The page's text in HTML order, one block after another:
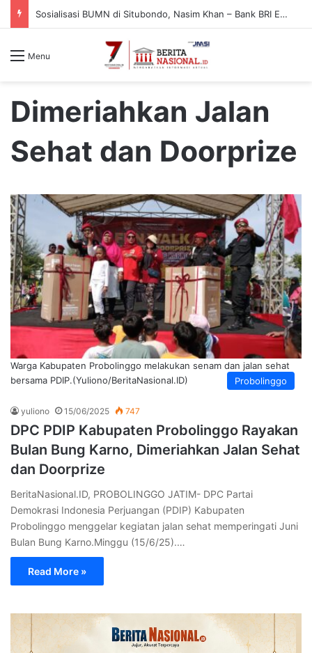
Sosialisasi BUMN di Situbondo, Nasim Khan – Bank BRI Edukasi Warga Cegah Penipuan Digital
Menu
Dimeriahkan Jalan
Sehat dan Doorprize
Probolinggo
Warga Kabupaten Probolinggo melakukan senam dan jalan sehat
bersama PDIP.(Yuliono/BeritaNasional.ID)
yuliono 15/06/2025 747
DPC PDIP Kabupaten Probolinggo Rayakan
Bulan Bung Karno, Dimeriahkan Jalan Sehat
dan Doorprize
BeritaNasional.ID, PROBOLINGGO JATIM- DPC Partai
Demokrasi Indonesia Perjuangan (PDIP) Kabupaten
Probolinggo menggelar kegiatan jalan sehat memperingati Juni
Bulan Bung Karno.Minggu (15/6/25).…
Read More »